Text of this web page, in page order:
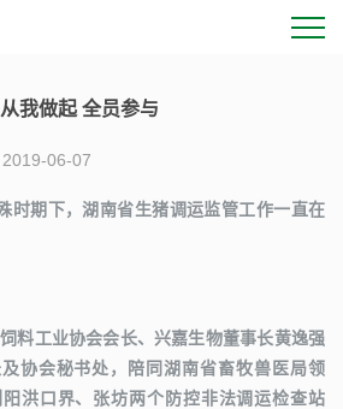
我做起 全员参与
2019-06-07
时期下，湖南省生猪调运监管工作一直在
料工业协会会长、兴嘉生物董事长黄逸强
协会秘书处，陪同湖南省畜牧兽医局领
洪口界、张坊两个防控非法调运检查站